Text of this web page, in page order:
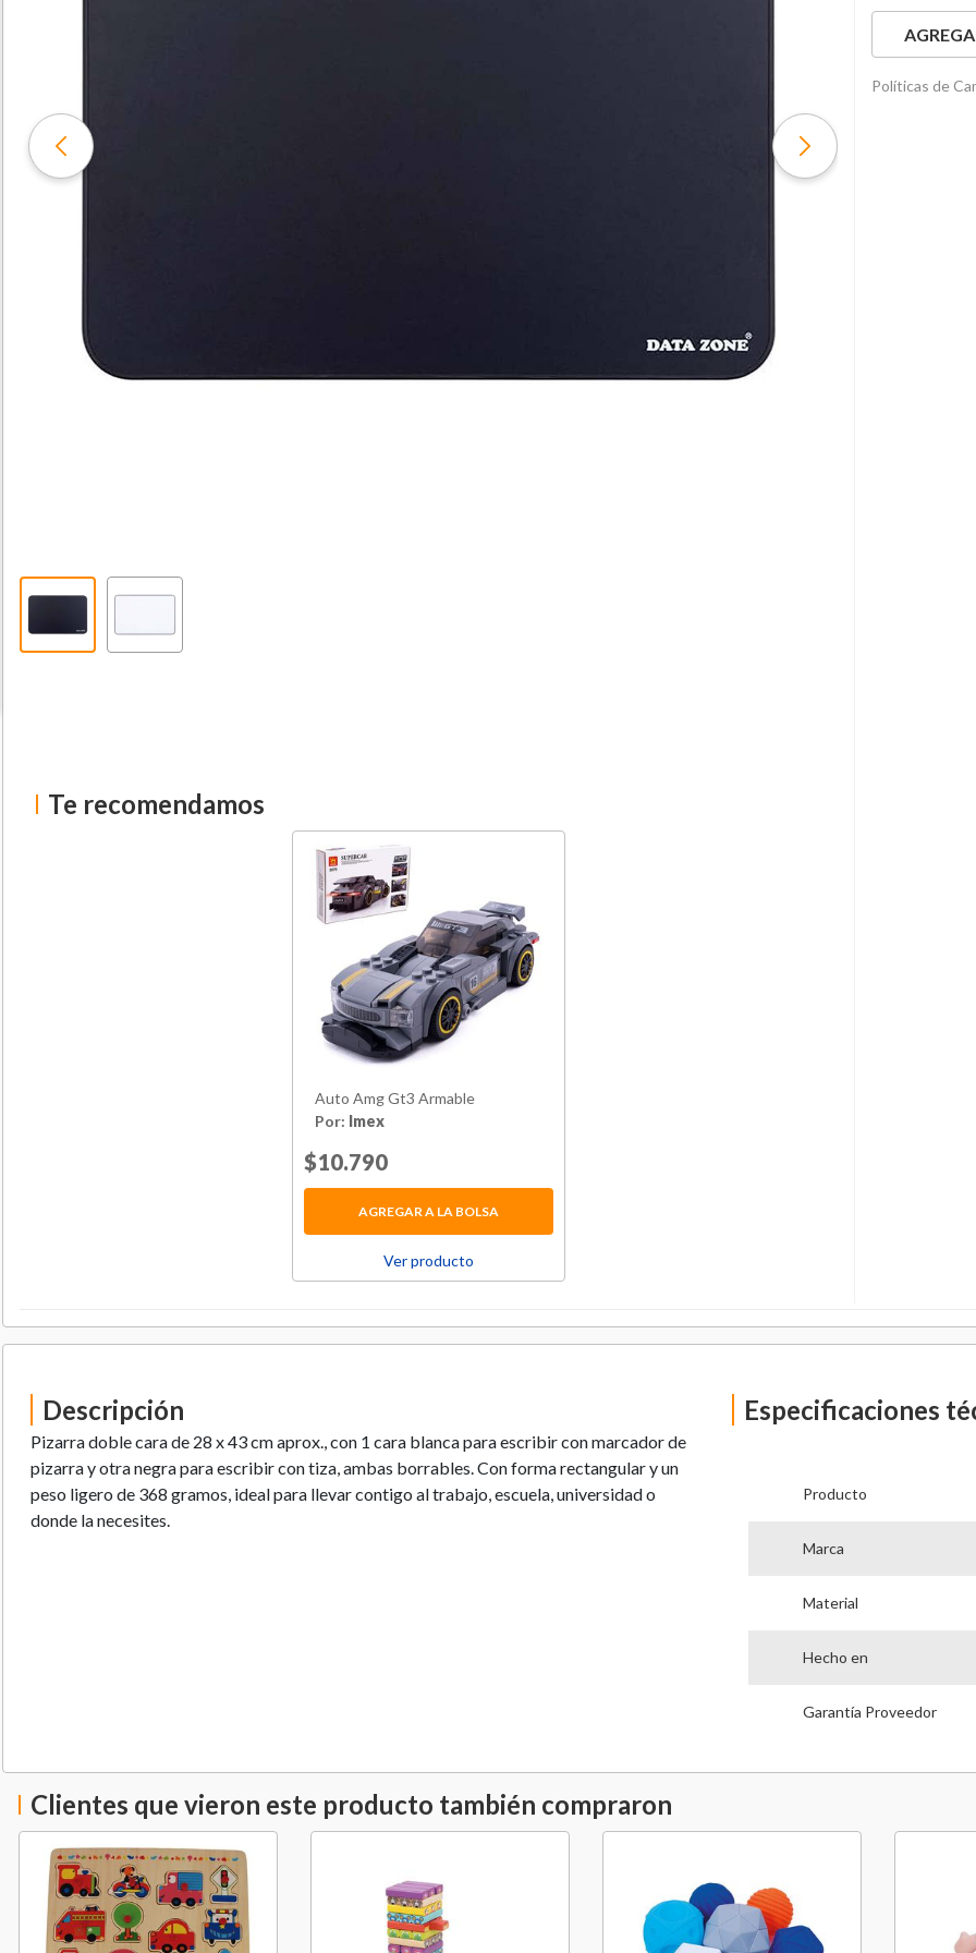
Te recomendamos
Auto Amg Gt3 Armable
Por: Imex
Price reduced from
$10.790to
AGREGAR A LA BOLSA
Ver producto
Políticas de
Descripción
Pizarra doble cara de 28 x 43 cm aprox., con 1 cara blanca para escribir con marcador de
pizarra y otra negra para escribir con tiza, ambas borrables. Con forma rectangular y un
peso ligero de 368 gramos, ideal para llevar contigo al trabajo, escuela, universidad o
donde la necesites.
Especificaciones
Producto
Marca
Material
Hecho en
Garantía Proveedor
Clientes que vieron este producto también compraron